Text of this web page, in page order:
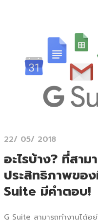
22/ 05/ 2018
อะไรบ้าง? ที่สา
ประสิทธิภาพขอ
Suite มีคำตอบ!
G Suite สามารถทำงานได้อ